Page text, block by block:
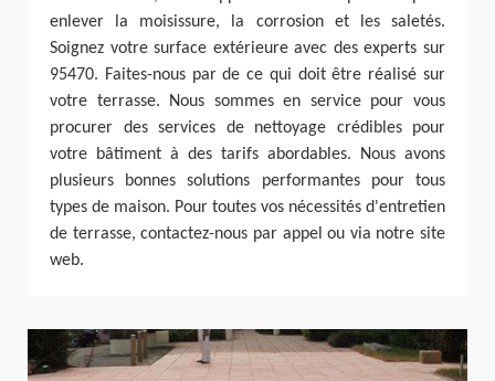
enlever la moisissure, la corrosion et les saletés.
Soignez votre surface extérieure avec des experts sur
95470. Faites-nous par de ce qui doit être réalisé sur
votre terrasse. Nous sommes en service pour vous
procurer des services de nettoyage crédibles pour
votre bâtiment à des tarifs abordables. Nous avons
plusieurs bonnes solutions performantes pour tous
types de maison. Pour toutes vos nécessités d'entretien
de terrasse, contactez-nous par appel ou via notre site
web.